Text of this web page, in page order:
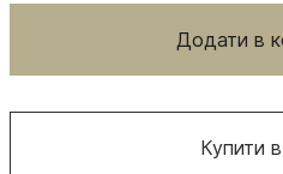
Додати в
Купити в